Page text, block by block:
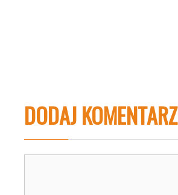
DODAJ KOMENTARZ